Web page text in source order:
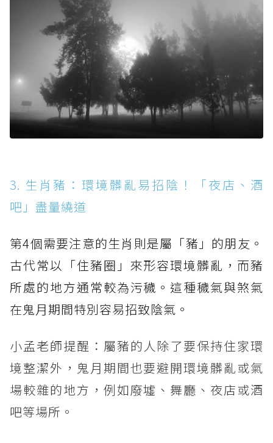
3. 生肖豬：環境髒亂易招陰！「夜店、酒
吧」盡量繞道
第4個需要注意的生肖則是屬「豬」的朋友。
古代常以「住豬圈」來形容環境髒亂，而豬
所處的地方通常較為污穢。這種穢氣與煞氣
在鬼月期間特別容易招致陰氣。
小孟老師提醒：屬豬的人除了要保持住家環
境整潔外，鬼月期間也要避開環境髒亂或氣
場較雜的地方，例如廢墟、舞廳、夜店或酒
吧等場所。